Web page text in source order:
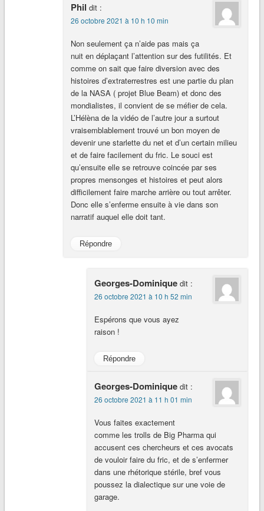
Phil dit :
26 octobre 2021 à 10 h 10 min
Non seulement ça n’aide pas mais ça
nuit en déplaçant l’attention sur des futilités. Et
comme on sait que faire diversion avec des
histoires d’extraterrestres est une partie du plan
de la NASA ( projet Blue Beam) et donc des
mondialistes, il convient de se méfier de cela.
L’Hélèna de la vidéo de l’autre jour a surtout
vraisemblablement trouvé un bon moyen de
devenir une starlette du net et d’un certain milieu
et de faire facilement du fric. Le souci est
qu’ensuite elle se retrouve coincée par ses
propres mensonges et histoires et peut alors
difficilement faire marche arrière ou tout arrêter.
Donc elle s’enferme ensuite à vie dans son
narratif auquel elle doit tant.
Répondre
Georges-Dominique dit :
26 octobre 2021 à 10 h 52 min
Espérons que vous ayez
raison !
Répondre
Georges-Dominique dit :
26 octobre 2021 à 11 h 01 min
Vous faites exactement
comme les trolls de Big Pharma qui
accusent ces chercheurs et ces avocats
de vouloir faire du fric, et de s’enfermer
dans une rhétorique stérile, bref vous
poussez la dialectique sur une voie de
garage.